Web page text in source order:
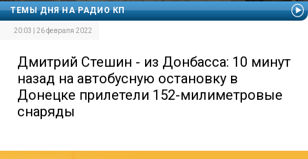
ТЕМЫ ДНЯ НА РАДИО КП
20:03 | 26 февраля 2022
Дмитрий Стешин - из Донбасса: 10 минут
назад на автобусную остановку в
Донецке прилетели 152-милиметровые
снаряды